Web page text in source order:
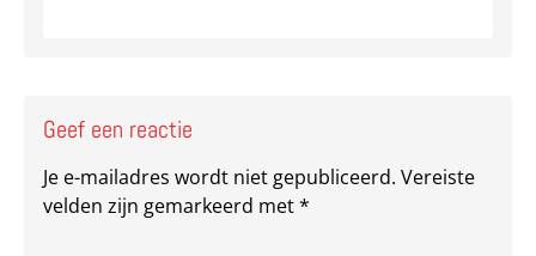
Geef een reactie
Je e-mailadres wordt niet gepubliceerd. Vereiste
velden zijn gemarkeerd met*